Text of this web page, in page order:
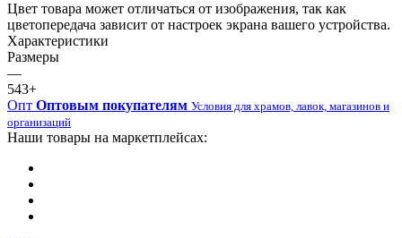
Цвет товара может отличаться от изображения, так как
цветопередача зависит от настроек экрана вашего устройства.
Характеристики
Размеры
—
543+
Опт Оптовым покупателям Условия для храмов, лавок, магазинов и
организаций
Наши товары на маркетплейсах: